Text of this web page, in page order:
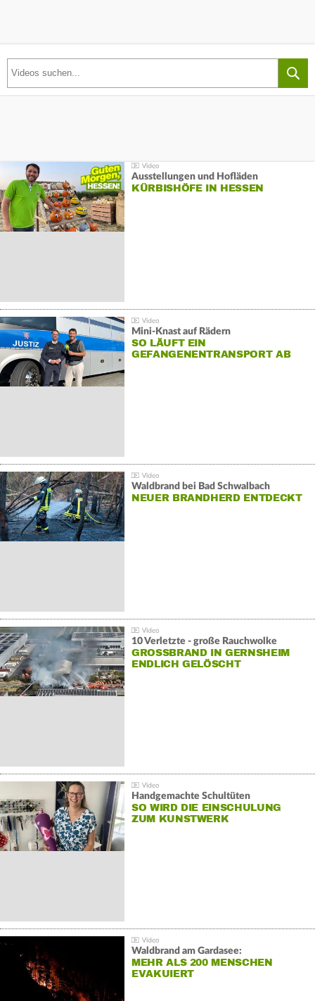
Ausstellungen und Hofläden
KÜRBISHÖFE IN HESSEN
Mini-Knast auf Rädern
SO LÄUFT EIN
GEFANGENENTRANSPORT AB
Waldbrand bei Bad Schwalbach
NEUER BRANDHERD ENTDECKT
10 Verletzte - große Rauchwolke
GROSSBRAND IN GERNSHEIM E
NDLICH GELÖSCHT
Handgemachte Schultüten
SO WIRD DIE EINSCHULUNG
ZUM KUNSTWERK
Waldbrand am Gardasee:
MEHR ALS 200 MENSCHEN
EVAKUIERT